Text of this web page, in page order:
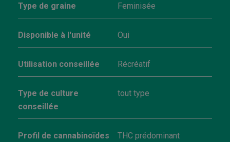
Type de graine Feminisée
Disponible à l'unité Oui
Utilisation conseillée Récréatif
Type de culture
conseillée
tout type
Profil de cannabinoïdes THC prédominant